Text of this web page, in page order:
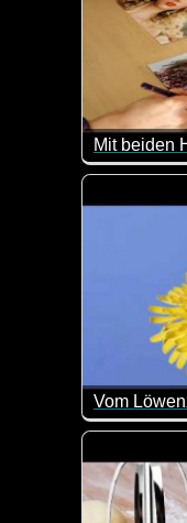
Mit beiden
Was für
Vom
Ein